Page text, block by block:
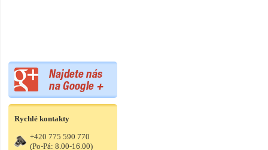
Rychlé kontakty
+420 775 590 770
(Po-Pá: 8.00-16.00)